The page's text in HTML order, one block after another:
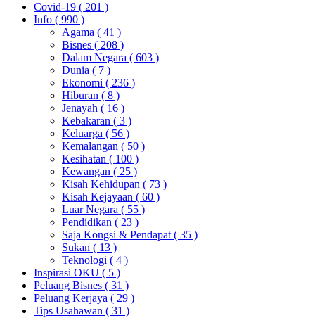
Covid-19 ( 201 )
Info ( 990 )
Agama ( 41 )
Bisnes ( 208 )
Dalam Negara ( 603 )
Dunia ( 7 )
Ekonomi ( 236 )
Hiburan ( 8 )
Jenayah ( 16 )
Kebakaran ( 3 )
Keluarga ( 56 )
Kemalangan ( 50 )
Kesihatan ( 100 )
Kewangan ( 25 )
Kisah Kehidupan ( 73 )
Kisah Kejayaan ( 60 )
Luar Negara ( 55 )
Pendidikan ( 23 )
Saja Kongsi & Pendapat ( 35 )
Sukan ( 13 )
Teknologi ( 4 )
Inspirasi OKU ( 5 )
Peluang Bisnes ( 31 )
Peluang Kerjaya ( 29 )
Tips Usahawan ( 31 )